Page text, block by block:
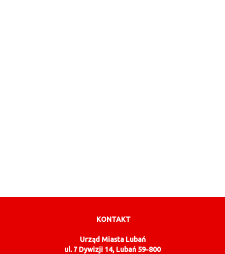
KONTAKT
Urząd Miasta Lubań
ul. 7 Dywizji 14, Lubań 59-800